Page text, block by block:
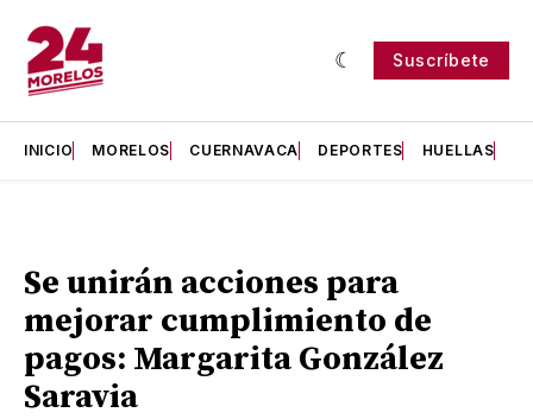
Suscríbete
INICIO MORELOS CUERNAVACA DEPORTES HUELLAS
Se unirán acciones para
mejorar cumplimiento de
pagos: Margarita González
Saravia